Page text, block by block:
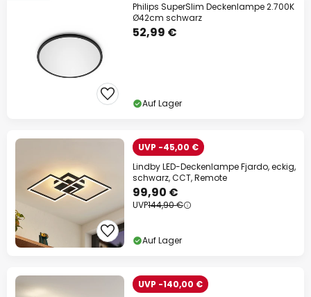
Philips SuperSlim Deckenlampe 2.700K
Ø42cm schwarz
52,99 €
Auf Lager
UVP -45,00 €
Lindby LED-Deckenlampe Fjardo, eckig,
schwarz, CCT, Remote
99,90 €
UVP144,90 €
Auf Lager
UVP -140,00 €